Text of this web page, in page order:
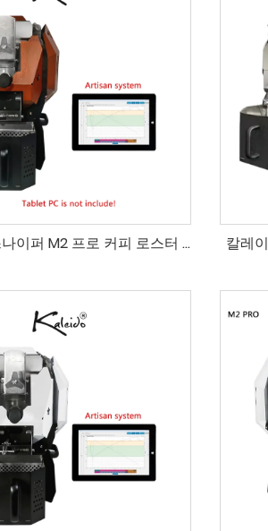
칼레이도 스나이퍼 M2 프로 커피 로스터 알리오 총알 r1 아마존 칼레